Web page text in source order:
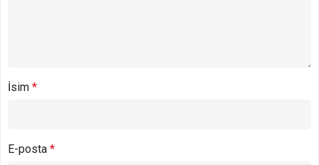
İsim *
E-posta *